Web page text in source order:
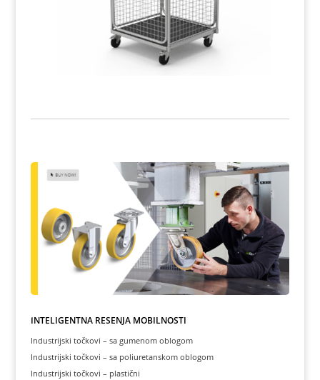
INTELIGENTNA REŠENJA MOBILNOSTI
Industrijski točkovi – sa gumenom oblogom
Industrijski točkovi – sa poliuretanskom oblogom
Industrijski točkovi – plastični